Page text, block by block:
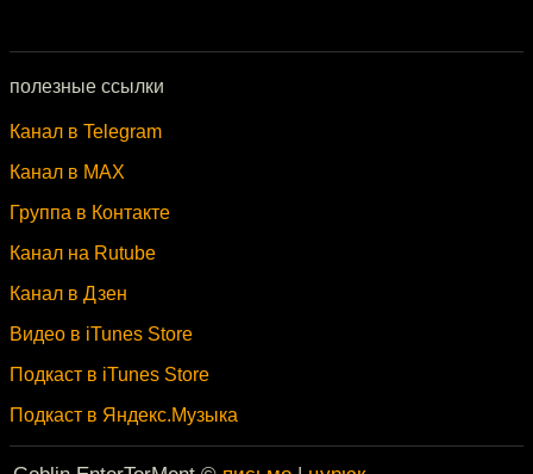
полезные ссылки
Канал в Telegram
Канал в MAX
Группа в Контакте
Канал на Rutube
Канал в Дзен
Видео в iTunes Store
Подкаст в iTunes Store
Подкаст в Яндекс.Музыка